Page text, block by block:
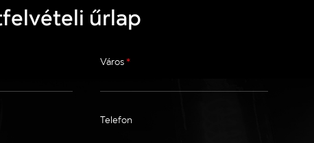
űrlap
Város*
Telefon